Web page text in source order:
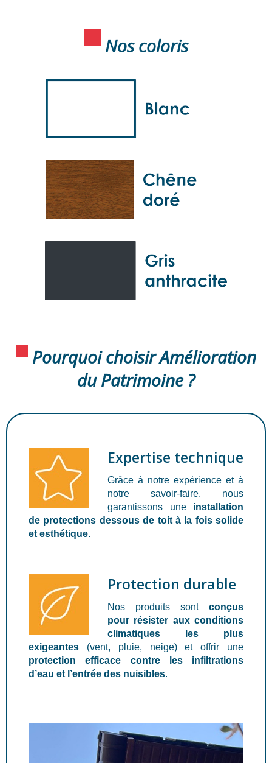
Nos coloris
Pourquoi choisir Amélioration
du Patrimoine ?
Expertise technique
Grâce à notre expérience et à
notre savoir-faire, nous
garantissons une installation
de protections dessous de toit à la fois solide
et esthétique.
Protection durable
Nos produits sont conçus
pour résister aux conditions
climatiques les plus
exigeantes (vent, pluie, neige) et offrir une
protection efficace contre les infiltrations
d’eau et l’entrée des nuisibles.